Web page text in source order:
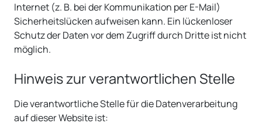
Internet (z. B. bei der Kommunikation per E-Mail)
Sicherheitslücken aufweisen kann. Ein lückenloser
Schutz der Daten vor dem Zugriff durch Dritte ist nicht
möglich.
Hinweis zur verantwortlichen Stelle
Die verantwortliche Stelle für die Datenverarbeitung
auf dieser Website ist: